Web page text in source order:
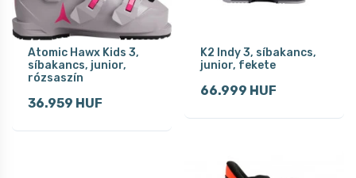
Atomic Hawx Kids 3,
síbakancs, junior,
rózsaszín
36.959 HUF
K2 Indy 3, síbakancs,
junior, fekete
66.999 HUF